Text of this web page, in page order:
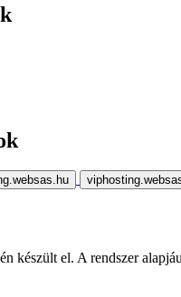
készült el. A rendszer